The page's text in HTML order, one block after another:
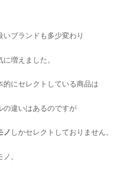
ブランドも多少変わり
増えました。
的にセレクトしている商品は
の違いはあるのですが
ノ しかセレクトしておりません。
。